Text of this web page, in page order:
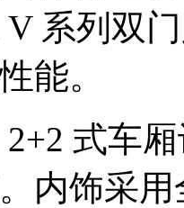
系列双
能。
式车
内饰采